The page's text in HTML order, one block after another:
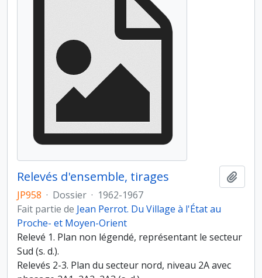
Relevés d'ensemble, tirages
JP958 · Dossier · 1962-1967
Fait partie de Jean Perrot. Du Village à l'État au
Proche- et Moyen-Orient
Relevé 1. Plan non légendé, représentant le secteur
Sud (s. d.).
Relevés 2-3. Plan du secteur nord, niveau 2A avec